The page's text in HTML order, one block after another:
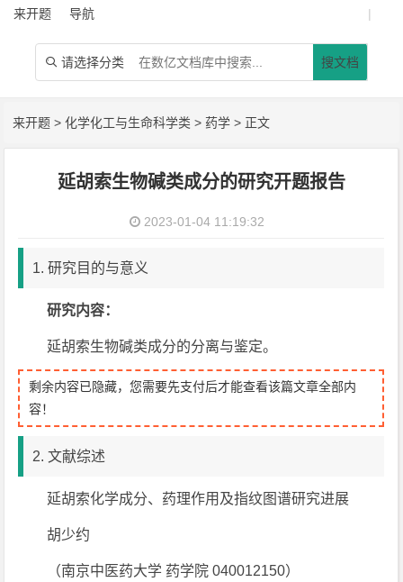
来开题 导航 |
 请选择分类 搜文档
来开题 >化学化工与生命科学类 > 药学 > 正文
延胡索生物碱类成分的研究开题报告
2023-01-04 11:19:32
1. 研究目的与意义
研究内容：
延胡索生物碱类成分的分离与鉴定。
剩余内容已隐藏，您需要先支付后才能查看该篇文章全部内
容！
2. 文献综述
延胡索化学成分、药理作用及指纹图谱研究进展
胡少约
（南京中医药大学 药学院 040012150）